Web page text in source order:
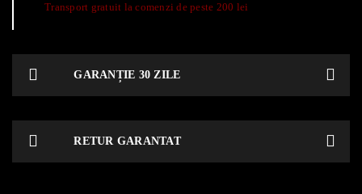
Transport gratuit la comenzi de peste 200 lei
GARANȚIE 30 ZILE
RETUR GARANTAT